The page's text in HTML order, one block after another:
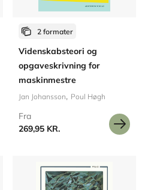
2 formater
Videnskabsteori og
opgaveskrivning for
maskinmestre
Jan Johansson Poul Høgh
Fra
269,95 KR.